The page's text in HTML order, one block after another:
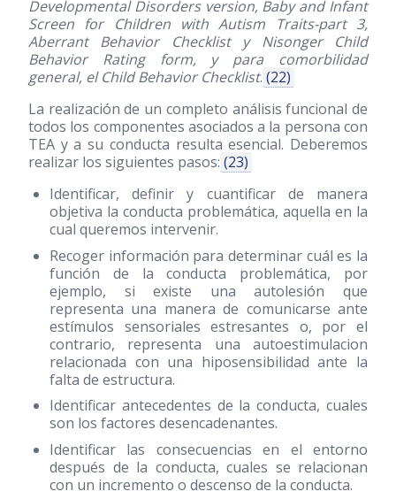
Developmental Disorders version, Baby and Infant
Screen for Children with Autism Traits-part 3,
Aberrant Behavior Checklist y Nisonger Child
Behavior Rating form, y para comorbilidad
general, el Child Behavior Checklist. (22)
La realización de un completo análisis funcional de
todos los componentes asociados a la persona con
TEA y a su conducta resulta esencial. Deberemos
realizar los siguientes pasos: (23)
Identificar, definir y cuantificar de manera
objetiva la conducta problemática, aquella en la
cual queremos intervenir.
Recoger información para determinar cuál es la
función de la conducta problemática, por
ejemplo, si existe una autolesión que
representa una manera de comunicarse ante
estímulos sensoriales estresantes o, por el
contrario, representa una autoestimulacion
relacionada con una hiposensibilidad ante la
falta de estructura.
Identificar antecedentes de la conducta, cuales
son los factores desencadenantes.
Identificar las consecuencias en el entorno
después de la conducta, cuales se relacionan
con un incremento o descenso de la conducta.